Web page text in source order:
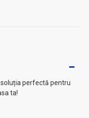
soluția perfectă pentru
ta!